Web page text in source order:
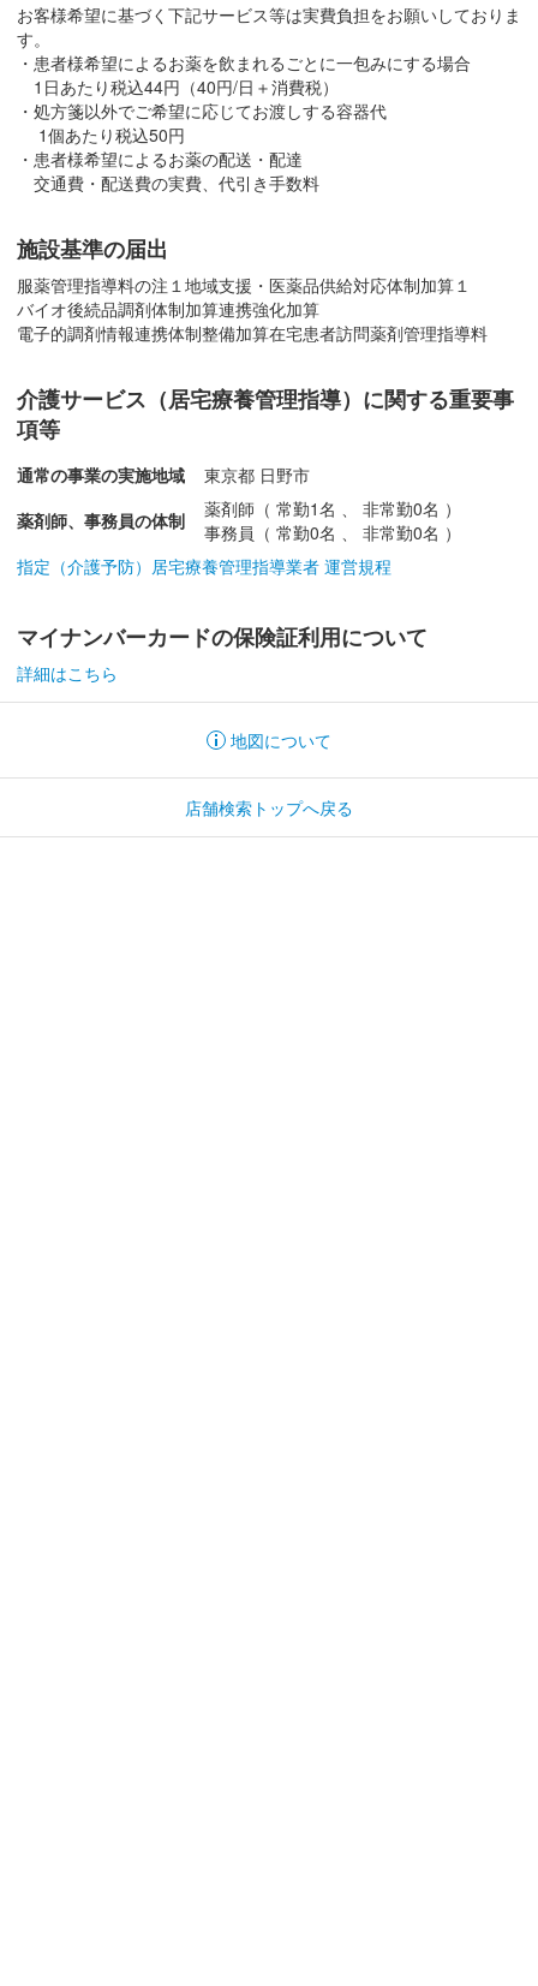
お客様希望に基づく下記サービス等は実費負担をお願いしておりま
す。
・患者様希望によるお薬を飲まれるごとに一包みにする場合
1日あたり税込44円（40円/日＋消費税）
・処方箋以外でご希望に応じてお渡しする容器代
1個あたり税込50円
・患者様希望によるお薬の配送・配達
交通費・配送費の実費、代引き手数料
施設基準の届出
服薬管理指導料の注１ 地域支援・医薬品供給対応体制加算１
バイオ後続品調剤体制加算連携強化加算
電子的調剤情報連携体制整備加算在宅患者訪問薬剤管理指導料
介護サービス（居宅療養管理指導）に関する重要事
項等
通常の事業の実施地域
東京都 日野市
薬剤師、事務員の体制
薬剤師（ 常勤1名 、 非常勤0名 ）
事務員（ 常勤0名 、 非常勤0名 ）
指定（介護予防）居宅療養管理指導業者 運営規程
マイナンバーカードの保険証利用について
詳細はこちら
地図について
店舗検索トップへ戻る